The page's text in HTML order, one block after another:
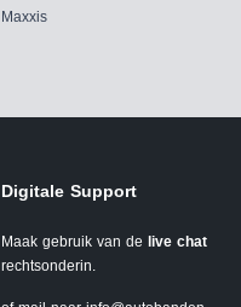
Maxxis
Digitale Support
Maak gebruik van de live chat
rechtsonderin.